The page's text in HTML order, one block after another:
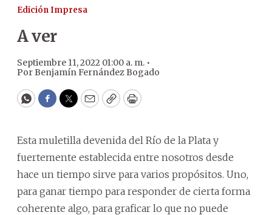
Edición Impresa
A ver
Septiembre 11, 2022 01:00 a. m. •
PorBenjamín Fernández Bogado
WhatsApp
Facebook
Twitter
EmailCopyPrint
Esta muletilla devenida del Río de la Plata y
fuertemente establecida entre nosotros desde
hace un tiempo sirve para varios propósitos. Uno,
para ganar tiempo para responder de cierta forma
coherente algo, para graficar lo que no puede